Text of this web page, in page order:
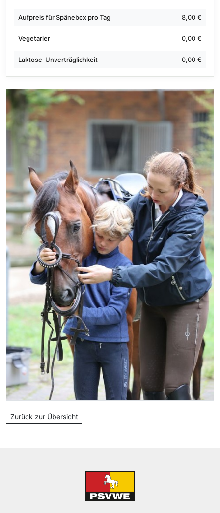
Aufpreis für Spänebox pro Tag 8,00 €
Vegetarier 0,00 €
Laktose-Unverträglichkeit 0,00 €
Zurück zur Übersicht